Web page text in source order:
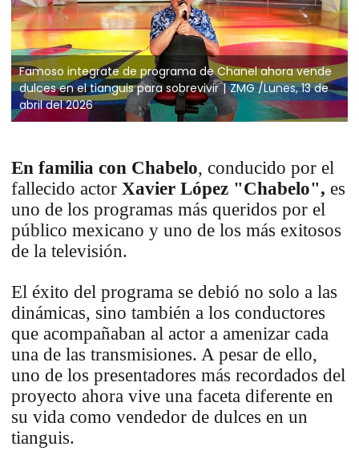
Famoso integrate de programa de Chanel ahora vende
dulces en el tianguis para sobrevivir
ZMG /Lunes, 13 de
abril del 2026
En familia con Chabelo, conducido por el
fallecido actor Xavier López "Chabelo", es
uno de los programas más queridos por el
público mexicano y uno de los más exitosos
de la televisión.
El éxito del programa se debió no solo a las
dinámicas, sino también a los conductores
que acompañaban al actor a amenizar cada
una de las transmisiones. A pesar de ello,
uno de los presentadores más recordados del
proyecto ahora vive una faceta diferente en
su vida como vendedor de dulces en un
tianguis.